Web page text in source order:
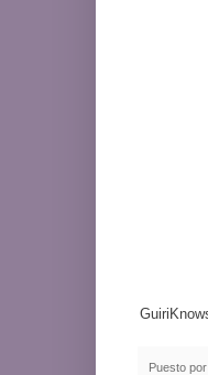
Puesto por